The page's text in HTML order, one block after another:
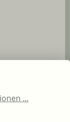
...